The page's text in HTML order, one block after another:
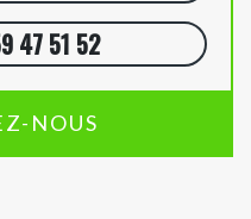
47 51 52
NOUS